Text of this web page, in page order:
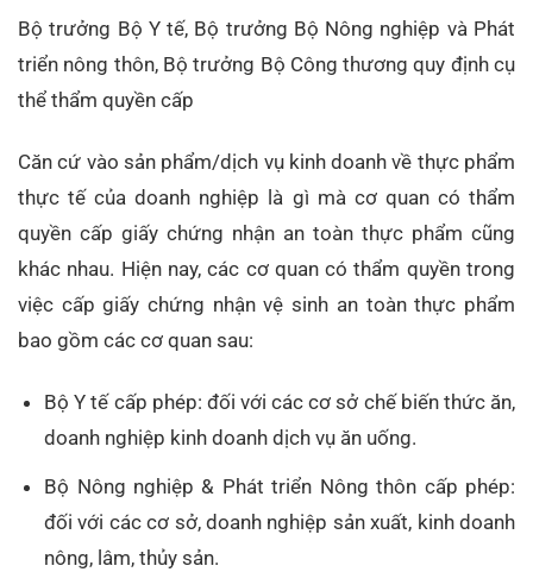
Bộ trưởng Bộ Y tế, Bộ trưởng Bộ Nông nghiệp và Phát
triển nông thôn, Bộ trưởng Bộ Công thương quy định cụ
thể thẩm quyền cấp
Căn cứ vào sản phẩm/dịch vụ kinh doanh về thực phẩm
thực tế của doanh nghiệp là gì mà cơ quan có thẩm
quyền cấp giấy chứng nhận an toàn thực phẩm cũng
khác nhau. Hiện nay, các cơ quan có thẩm quyền trong
việc cấp giấy chứng nhận vệ sinh an toàn thực phẩm
bao gồm các cơ quan sau:
Bộ Y tế cấp phép: đối với các cơ sở chế biến thức ăn,
doanh nghiệp kinh doanh dịch vụ ăn uống.
Bộ Nông nghiệp & Phát triển Nông thôn cấp phép:
đối với các cơ sở, doanh nghiệp sản xuất, kinh doanh
nông, lâm, thủy sản.